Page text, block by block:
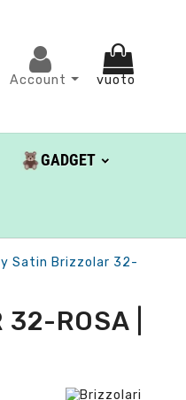
Account vuoto
GADGET
Satin Brizzolar 32-
ROSA |